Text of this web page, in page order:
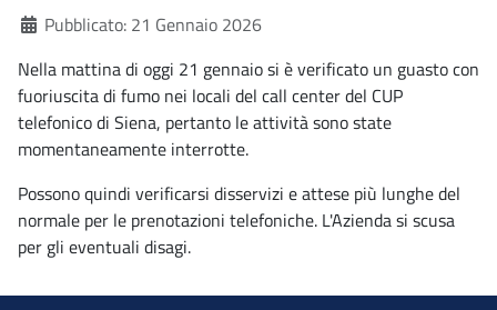
Dettagli
Pubblicato: 21 Gennaio 2026
Nella mattina di oggi 21 gennaio si è verificato un guasto con
fuoriuscita di fumo nei locali del call center del CUP
telefonico di Siena, pertanto le attività sono state
momentaneamente interrotte.
Possono quindi verificarsi disservizi e attese più lunghe del
normale per le prenotazioni telefoniche. L'Azienda si scusa
per gli eventuali disagi.